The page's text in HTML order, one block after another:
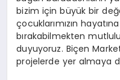
bizim için büyük bir
çocuklarımızın
bırakabilmekten
duyuyoruz. Biçen
projelerde yer almaya